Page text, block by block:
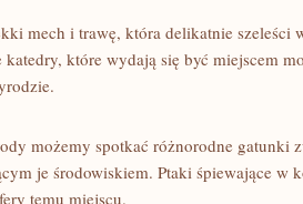
mech ⁢i trawę, która ⁤delikatnie‌ szeleści
katedry, które wydają się być⁤ miejscem
możemy spotkać różnorodne gatunki
je środowiskiem. Ptaki śpiewające​ w
temu miejscu.